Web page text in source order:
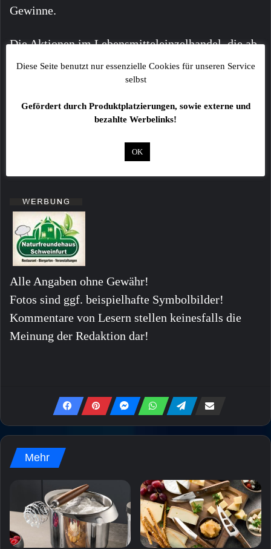
Gewinne.
Die Aktionen im Lebensmitteleinzelhandel, die ab
dem 1. April für sechs Wochen laufen, werden von
Online-Maßnahmen und einer umfangreichen
Facebook begleitet.
www.braunhousehold.com/de-
Alle Angaben ohne Gewähr!
Fotos sind ggf. beispielhafte Symbolbilder!
Kommentare von Lesern stellen keinesfalls die
Meinung der Redaktion dar!
Mehr
Diese Seite benutzt nur essenzielle Cookies für unseren Service
selbst
Gefördert durch Produktplatzierungen, sowie externe und
bezahlte Werbelinks!
OK